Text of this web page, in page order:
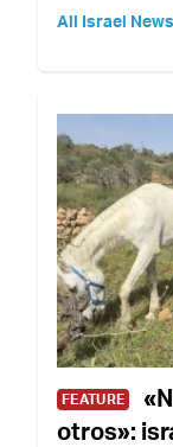
All Israel
FEATURE
otros»: